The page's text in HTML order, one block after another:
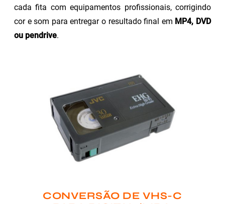
cada fita com equipamentos profissionais, corrigindo
cor e som para entregar o resultado final em MP4, DVD
ou pendrive.
CONVERSÃO DE VHS-C